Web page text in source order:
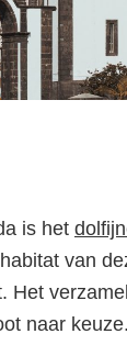
is het
van
Het
naar keuze.